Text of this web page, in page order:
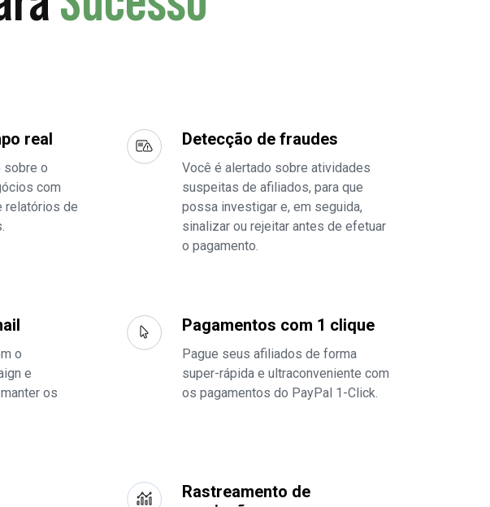
real
sobre o
com
relatórios de
Detecção de fraudes
Você é alertado sobre atividades
suspeitas de afiliados, para que
possa investigar e, em seguida,
sinalizar ou rejeitar antes de efetuar
o pagamento.
o
e
os
Pagamentos com 1 clique
Pague seus afiliados de forma
super-rápida e ultraconveniente com
os pagamentos do PayPal 1-Click.
Rastreamento de